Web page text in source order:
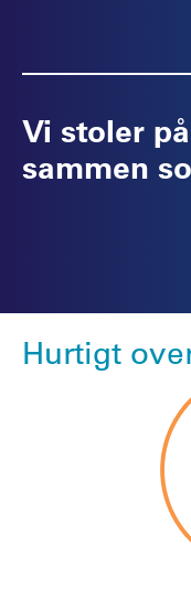
Vi stoler
sammen
Hurtigt